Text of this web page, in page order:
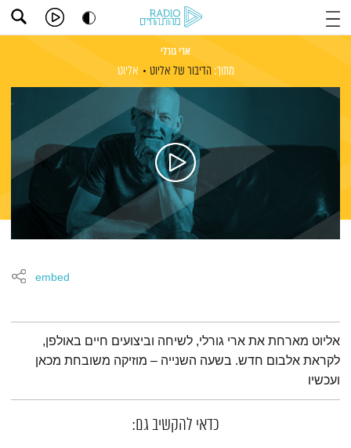
ארי גורלי
מתוך: הדיבור של אליוט אליוט
embed
תמצית הפודקאסט
אליוט מארחת את ארי גורלי, לשיחה וביצועים חיים באולפן,
לקראת אלבום חדש. בשעה השנייה – מוזיקה משובחת מכאן
ועכשיו
כדאי להקשיב גם: